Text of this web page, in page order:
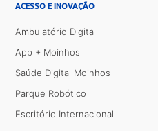
ACESSO E INOVAÇÃO
Ambulatório Digital
App + Moinhos
Saúde Digital Moinhos
Parque Robótico
Escritório Internacional